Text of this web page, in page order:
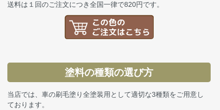
送料は１回のご注文につき全国一律で820円です。
塗料の種類の選び方
当店では、車の刷毛塗り全塗装用として適切な3種類をご用意し
ております。